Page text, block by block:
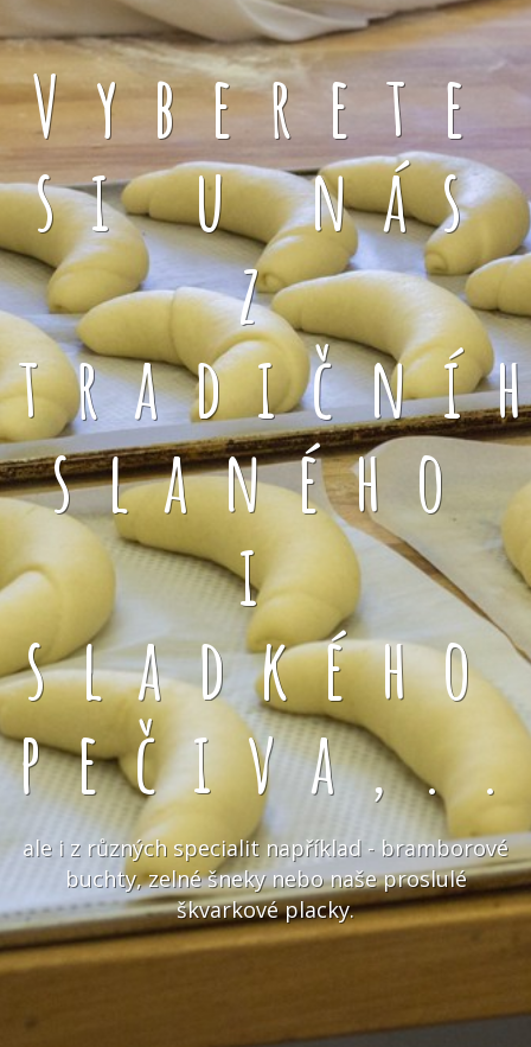
Vyberete
si u nás
z
slaného
i
sladkého
ale i z různých specialit například - bramborové
buchty, zelné šneky nebo naše proslulé
škvarkové placky.